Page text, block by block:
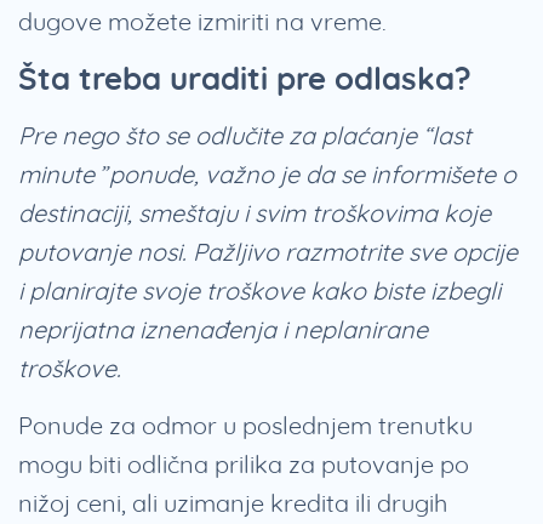
dugove možete izmiriti na vreme.
Šta treba uraditi pre odlaska?
Pre nego što se odlučite za plaćanje “last
minute” ponude, važno je da se informišete o
destinaciji, smeštaju i svim troškovima koje
putovanje nosi. Pažljivo razmotrite sve opcije
i planirajte svoje troškove kako biste izbegli
neprijatna iznenađenja i neplanirane
troškove.
Ponude za odmor u poslednjem trenutku
mogu biti odlična prilika za putovanje po
nižoj ceni, ali uzimanje kredita ili drugih